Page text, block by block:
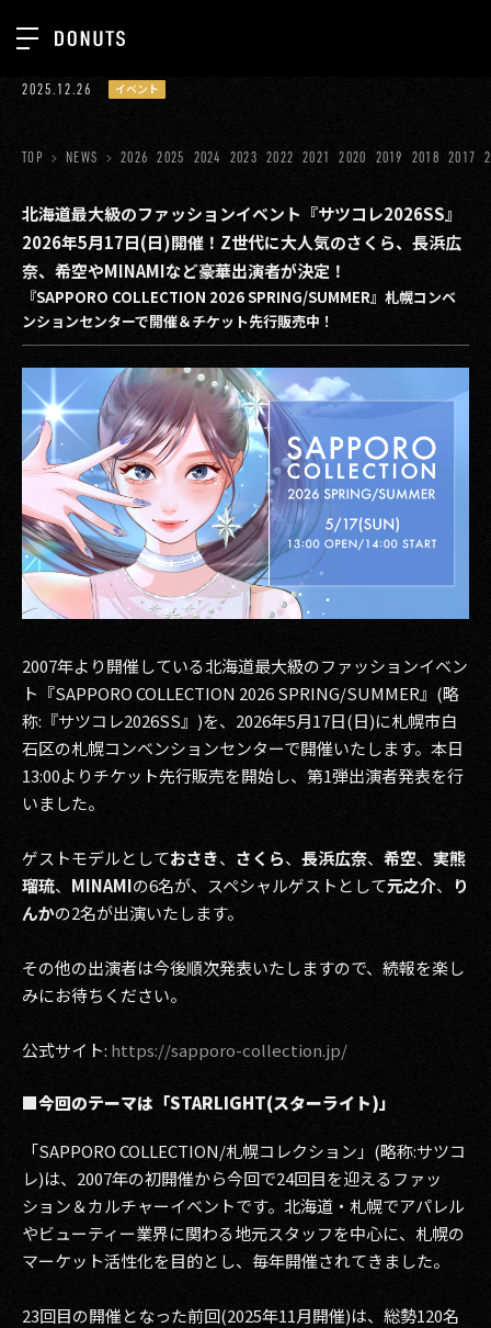
ジョブカン
ゲーム
ミクチャ
医療(CLIUS)
出版メディア
美少女図鑑
イベント
タテドラ
その他事業
2026
2024
2023
2022
2020
2018
2015
2014
2013
2012
2011
TOP
ABOUT
SERVICES
GROUP
RECRUIT
CONTACT
PRIVACY POLICY
2025.12.26 イベント
TOP NEWS 2026 2025 2024 2023 2022 2021 2020 2019 2018 2017
北海道最大級のファッションイベント『サツコレ2026SS』
2026年5月17日(日)開催！Z世代に大人気のさくら、長浜広
奈、希空やMINAMIなど豪華出演者が決定！
『SAPPORO COLLECTION 2026 SPRING/SUMMER』札幌コンベ
ンションセンターで開催＆チケット先行販売中！
2007年より開催している北海道最大級のファッションイベン
ト『SAPPORO COLLECTION 2026 SPRING/SUMMER』(略
称:『サツコレ2026SS』)を、2026年5月17日(日)に札幌市白
石区の札幌コンベンションセンターで開催いたします。本日
13:00よりチケット先行販売を開始し、第1弾出演者発表を行
いました。
ゲストモデルとしておさき、 さくら、 長浜広奈、 希空、 実熊
瑠琉、 MINAMIの6名が、スペシャルゲストとして元之介、
り
んかの2名が出演いたします。
その他の出演者は今後順次発表いたしますので、続報を楽し
みにお待ちください。
公式サイト: https://sapporo-collection.jp/
■今回のテーマは「STARLIGHT(スターライト)」
「SAPPORO COLLECTION/札幌コレクション」(略称:サツコ
レ)は、2007年の初開催から今回で24回目を迎えるファッ
ション＆カルチャーイベントです。北海道・札幌でアパレル
やビューティー業界に関わる地元スタッフを中心に、札幌の
マーケット活性化を目的とし、毎年開催されてきました。
23回目の開催となった前回(2025年11月開催)は、総勢120名